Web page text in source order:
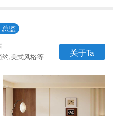
监
,美式风格等
关于Ta